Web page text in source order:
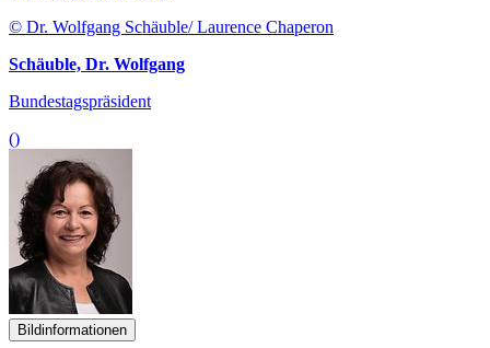
© Dr. Wolfgang Schäuble/ Laurence Chaperon
Schäuble, Dr. Wolfgang
Bundestagspräsident
()
Bildinformationen